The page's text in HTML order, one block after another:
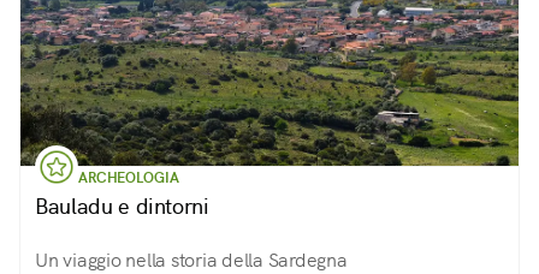
ARCHEOLOGIA
Bauladu e dintorni
Un viaggio nella storia della Sardegna